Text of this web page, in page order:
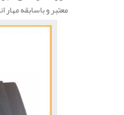
معتبر و باسابقه مهار